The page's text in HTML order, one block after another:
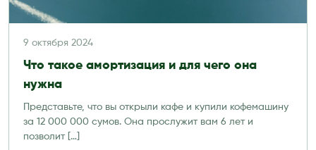
9 октября 2024
Что такое амортизация и для чего она
нужна
Представьте, что вы открыли кафе и купили кофемашину
за 12 000 000 сумов. Она прослужит вам 6 лет и
позволит […]